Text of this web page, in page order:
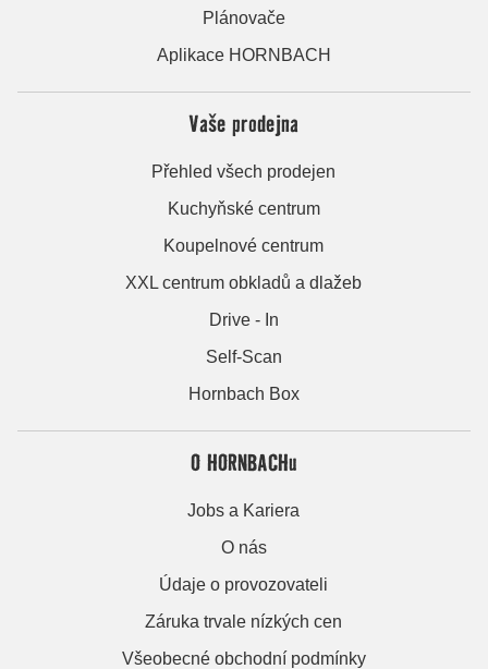
Plánovače
Aplikace HORNBACH
Vaše prodejna
Přehled všech prodejen
Kuchyňské centrum
Koupelnové centrum
XXL centrum obkladů a dlažeb
Drive - In
Self-Scan
Hornbach Box
O HORNBACHu
Jobs a Kariera
O nás
Údaje o provozovateli
Záruka trvale nízkých cen
Všeobecné obchodní podmínky